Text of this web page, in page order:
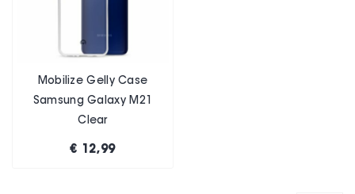
Mobilize Gelly Case
Samsung Galaxy M21
Clear
€ 12,99